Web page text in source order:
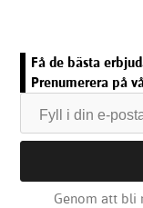
Få de bästa
Prenumerera på
Genom att bli